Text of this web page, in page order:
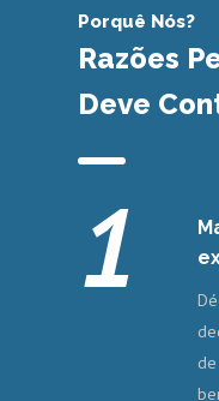
Porquê Nós?
Razões
Deve
1